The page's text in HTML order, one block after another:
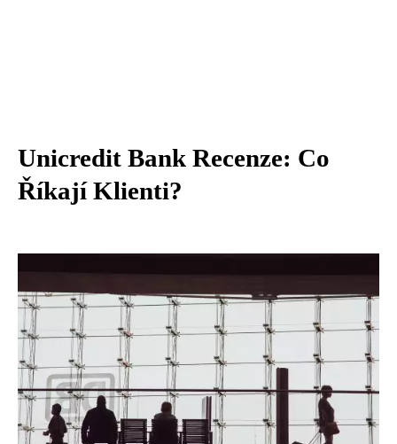
Unicredit Bank Recenze: Co
Říkají Klienti?